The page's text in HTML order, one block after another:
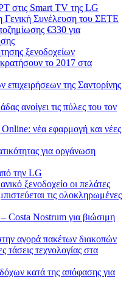
στις Smart TV της LG
Γενική Συνέλευση του ΣΕΤΕ
€330 για
ξενοδοχείων
το 2017 στα
επιχειρήσεων της Σαντορίνης
ανοίγει τις πύλες του τον
νέα εφαρμογή και νέες
για οργάνωση
την LG
ξενοδοχείο οι πελάτες
τις ολοκληρωμένες
Costa Nostrum για βιώσιμη
αγορά πακέτων διακοπών
τεχνολογίας στα
κατά της απόφασης για